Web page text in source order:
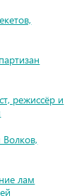
режиссёр и
лам